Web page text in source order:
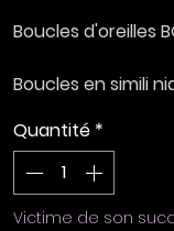
Boucles d'oreilles
Boucles en simili
pêche, détails
Boucles avec
clous en acier
Quantité *
Victime de son